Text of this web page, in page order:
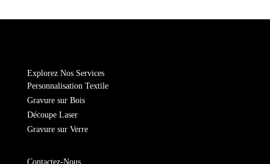
Explorez Nos Services
Personnalisation Textile
Gravure sur Bois
Découpe Laser
Gravure sur Verre
Contactez-Nous